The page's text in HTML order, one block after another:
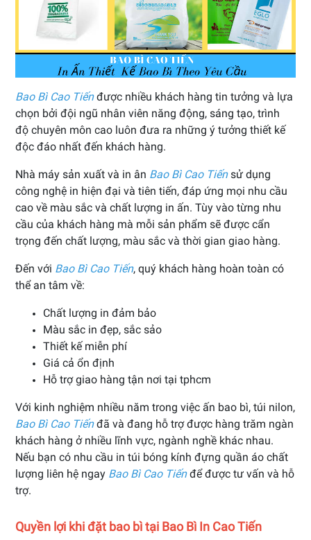
Bao Bì Cao Tiếnđược nhiều khách hàng tin tưởng và lựa
chọn bởi đội ngũ nhân viên năng động, sáng tạo, trình
độ chuyên môn cao luôn đưa ra những ý tưởng thiết kế
độc đáo nhất đến khách hàng.
Nhà máy sản xuất và in ân Bao Bì Cao Tiếnsử dụng
công nghệ in hiện đại và tiên tiến, đáp ứng mọi nhu cầu
cao về màu sắc và chất lượng in ấn. Tùy vào từng nhu
cầu của khách hàng mà mỗi sản phẩm sẽ được cẩn
trọng đến chất lượng, màu sắc và thời gian giao hàng.
Đến với Bao Bì Cao Tiến, quý khách hàng hoàn toàn có
thể an tâm về:
Chất lượng in đảm bảo
Màu sắc in đẹp, sắc sảo
Thiết kế miễn phí
Giá cả ổn định
Hỗ trợ giao hàng tận nơi tại tphcm
Với kinh nghiệm nhiều năm trong việc ấn bao bì, túi nilon,
Bao Bì Cao Tiếnđã và đang hỗ trợ được hàng trăm ngàn
khách hàng ở nhiều lĩnh vực, ngành nghề khác nhau.
Nếu bạn có nhu cầu in túi bóng kính đựng quần áo chất
lượng liên hệ ngay Bao Bì Cao Tiếnđể được tư vấn và hỗ
trợ.
Quyền lợi khi đặt bao bì tại Bao Bì In Cao Tiến